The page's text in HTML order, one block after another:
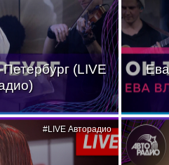
(LIVE
#LIVE Авторадио